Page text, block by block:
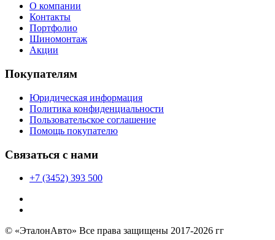
О компании
Контакты
Портфолио
Шиномонтаж
Акции
Покупателям
Юридическая информация
Политика конфиденциальности
Пользовательское соглашение
Помощь покупателю
Связаться с нами
+7 (3452) 393 500
© «ЭталонАвто» Все права защищены 2017-2026 гг